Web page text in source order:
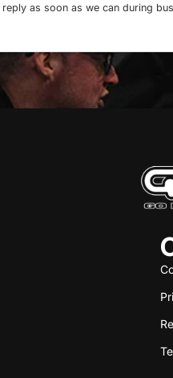
reply as soon as we can during